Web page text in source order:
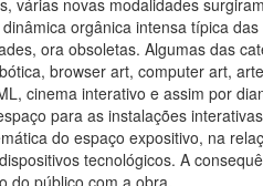
orgânica intensa típica das
ora obsoletas. Algumas das
browser art, computer art,
cinema interativo e assim por
para as instalações
do espaço expositivo, na
tecnológicos. A
do público com a obra.